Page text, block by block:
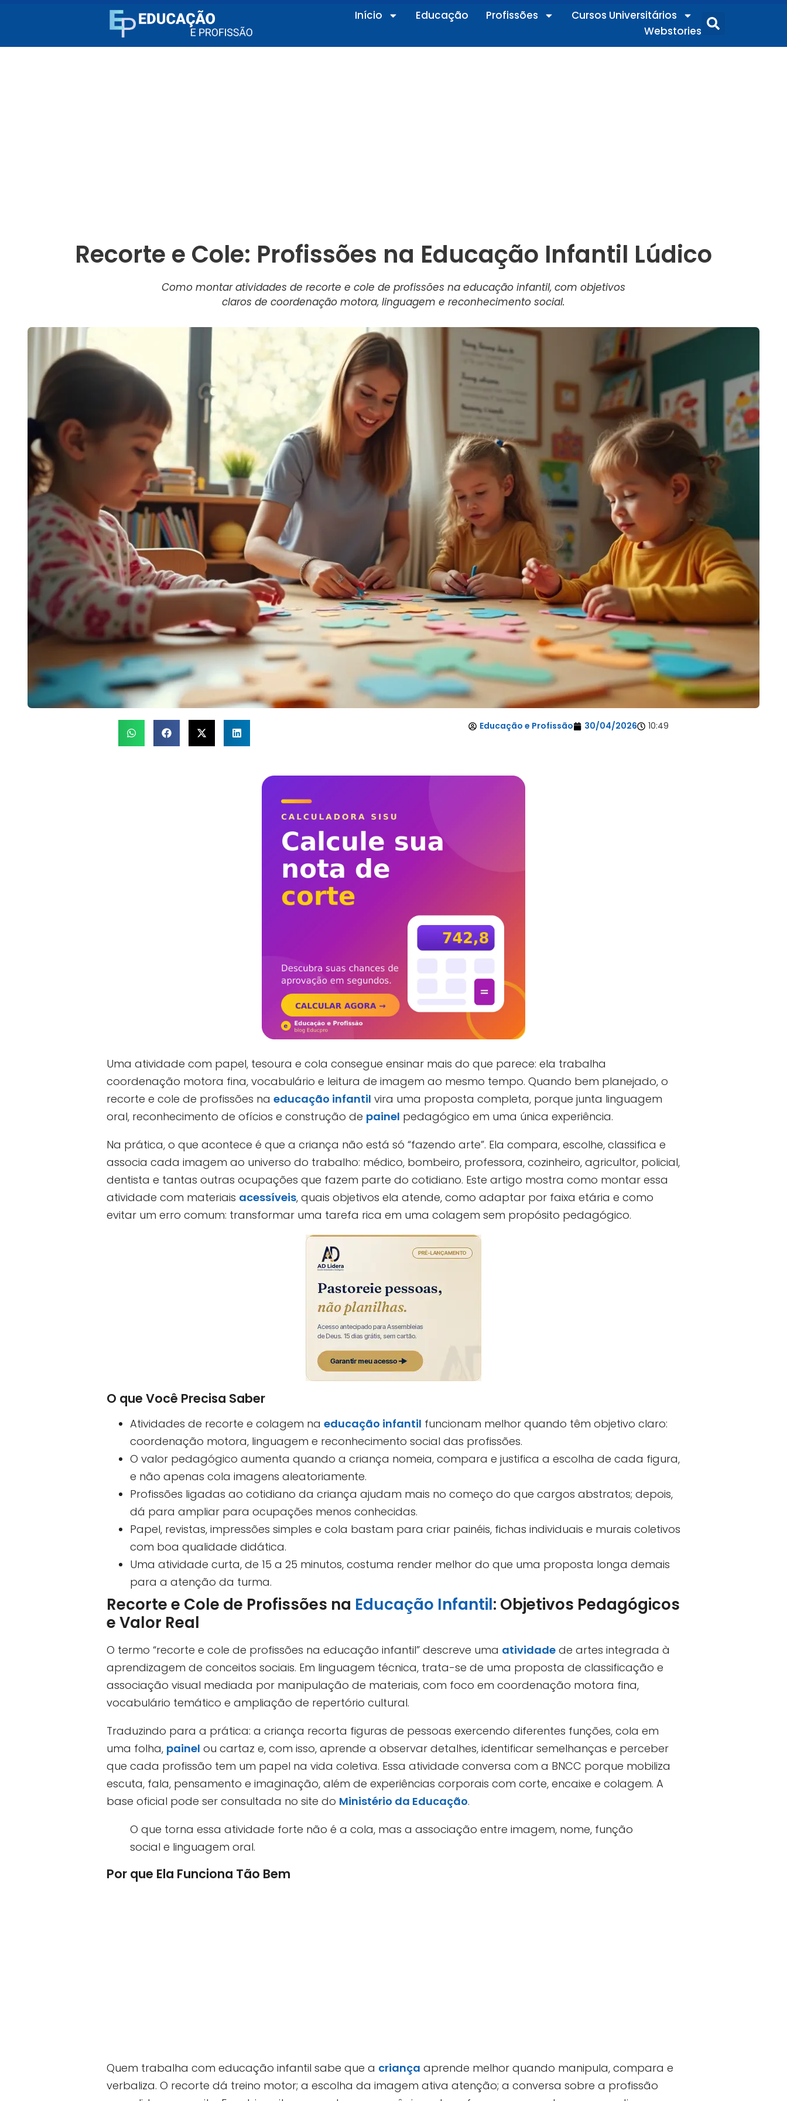
Início Educação Profissões
Cursos Universitários
Webstories
Recorte e Cole: Profissões na Educação Infantil Lúdico
Como montar atividades de recorte e cole de profissões na educação infantil, com objetivos
claros de coordenação motora, linguagem e reconhecimento social.
Educação e Profissão 30/04/2026 10:49
Uma atividade com papel, tesoura e cola consegue ensinar mais do que parece: ela trabalha
coordenação motora fina, vocabulário e leitura de imagem ao mesmo tempo. Quando bem planejado, o
recorte e cole de profissões na educação infantil vira uma proposta completa, porque junta linguagem
oral, reconhecimento de ofícios e construção de painel pedagógico em uma única experiência.
Na prática, o que acontece é que a criança não está só “fazendo arte”. Ela compara, escolhe, classifica e
associa cada imagem ao universo do trabalho: médico, bombeiro, professora, cozinheiro, agricultor, policial,
dentista e tantas outras ocupações que fazem parte do cotidiano. Este artigo mostra como montar essa
atividade com materiais acessíveis, quais objetivos ela atende, como adaptar por faixa etária e como
evitar um erro comum: transformar uma tarefa rica em uma colagem sem propósito pedagógico.
O que Você Precisa Saber
Atividades de recorte e colagem na educação infantil funcionam melhor quando têm objetivo claro:
coordenação motora, linguagem e reconhecimento social das profissões.
O valor pedagógico aumenta quando a criança nomeia, compara e justifica a escolha de cada figura,
e não apenas cola imagens aleatoriamente.
Profissões ligadas ao cotidiano da criança ajudam mais no começo do que cargos abstratos; depois,
dá para ampliar para ocupações menos conhecidas.
Papel, revistas, impressões simples e cola bastam para criar painéis, fichas individuais e murais coletivos
com boa qualidade didática.
Uma atividade curta, de 15 a 25 minutos, costuma render melhor do que uma proposta longa demais
para a atenção da turma.
Recorte e Cole de Profissões na Educação Infantil: Objetivos Pedagógicos
e Valor Real
O termo “recorte e cole de profissões na educação infantil” descreve uma atividade de artes integrada à
aprendizagem de conceitos sociais. Em linguagem técnica, trata-se de uma proposta de classificação e
associação visual mediada por manipulação de materiais, com foco em coordenação motora fina,
vocabulário temático e ampliação de repertório cultural.
Traduzindo para a prática: a criança recorta figuras de pessoas exercendo diferentes funções, cola em
uma folha, painel ou cartaz e, com isso, aprende a observar detalhes, identificar semelhanças e perceber
que cada profissão tem um papel na vida coletiva. Essa atividade conversa com a BNCC porque mobiliza
escuta, fala, pensamento e imaginação, além de experiências corporais com corte, encaixe e colagem. A
base oficial pode ser consultada no site do Ministério da Educação.
O que torna essa atividade forte não é a cola, mas a associação entre imagem, nome, função
social e linguagem oral.
Por que Ela Funciona Tão Bem
Quem trabalha com educação infantil sabe que a criança aprende melhor quando manipula, compara e
verbaliza. O recorte dá treino motor; a escolha da imagem ativa atenção; a conversa sobre a profissão